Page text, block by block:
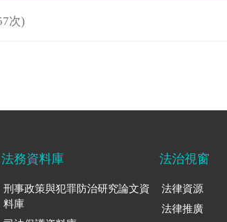
次)
法務資料庫
刑事政策與犯罪防治研究論文資
料庫
法治視窗
法律資源
法律推廣